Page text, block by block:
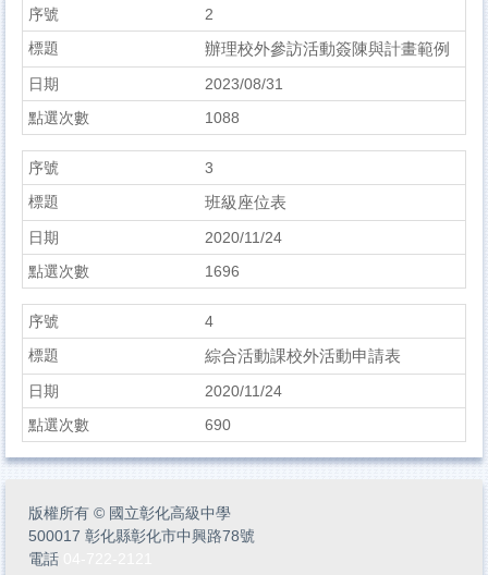
2
辦理校外參訪活動簽陳與計畫範例
2023/08/31
1088
3
班級座位表
2020/11/24
1696
4
綜合活動課校外活動申請表
2020/11/24
690
版權所有 © 國立彰化高級中學
500017 彰化縣彰化市中興路78號
電話